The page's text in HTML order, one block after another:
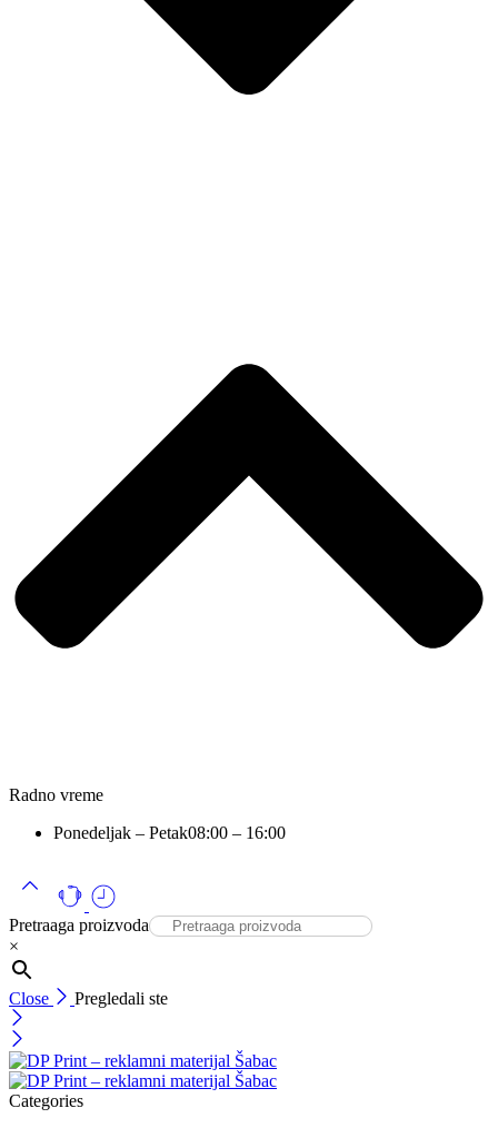
Radno vreme
Ponedeljak – Petak08:00 – 16:00
Pretraaga proizvoda
×
Close Pregledali ste
Categories